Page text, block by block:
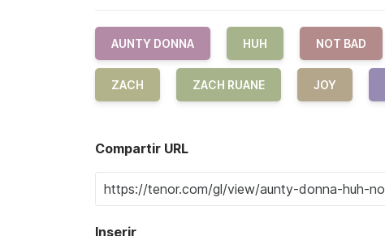
AUNTY DONNA HUH NOT BAD
ZACH ZACH RUANE JOY
Compartir URL
Inserir